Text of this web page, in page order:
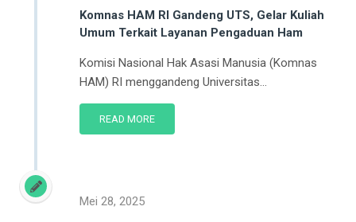
Komnas HAM RI Gandeng UTS, Gelar Kuliah
Umum Terkait Layanan Pengaduan Ham
Komisi Nasional Hak Asasi Manusia (Komnas
HAM) RI menggandeng Universitas...
READ MORE
Mei 28, 2025